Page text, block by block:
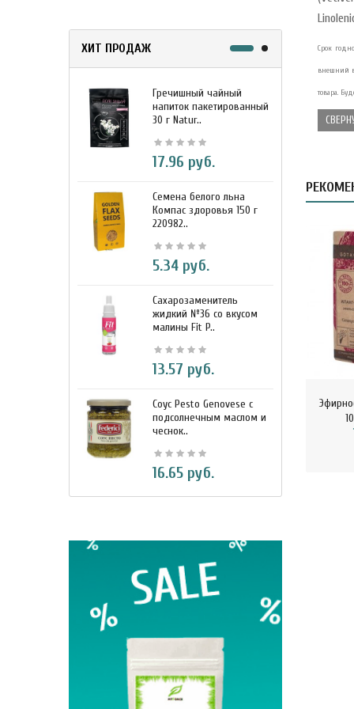
ХИТ ПРОДАЖ
Гречишный чайный
напиток пакетированный
30 г Natur..
17.96 руб.
Семена белого льна
Компас здоровья 150 г
220982..
5.34 руб.
Сахарозаменитель
жидкий №36 со вкусом
малины Fit P..
13.57 руб.
Соус Pesto Genovese c
подсолнечным маслом и
чеснок..
16.65 руб.
Срок
внешний
товара.